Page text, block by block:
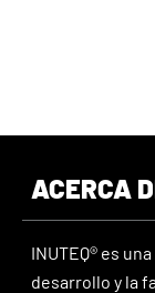
ACERCA
INUTEQ® es
desarrollo y la